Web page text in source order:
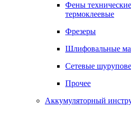
Фены
термоклеевые
Фрезеры
Шлифовальные
Сетевые
Прочее
Аккумуляторный